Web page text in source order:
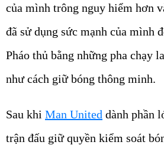
của mình trông nguy hiểm hơn
đã sử dụng sức mạnh của mình
Pháo thủ bằng những pha chạy
như cách giữ bóng thông minh.
Sau khi Man United dành phần
trận đấu giữ quyền kiểm soát